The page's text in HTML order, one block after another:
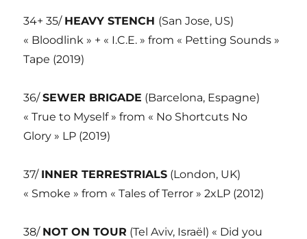
34+ 35/ HEAVY STENCH (San Jose, US)
« Bloodlink » + « I.C.E. » from « Petting Sounds »
Tape (2019)
36/SEWER BRIGADE (Barcelona, Espagne)
« True to Myself » from « No Shortcuts No
Glory » LP (2019)
37/ INNER TERRESTRIALS (London, UK)
« Smoke » from « Tales of Terror » 2xLP (2012)
38/ NOT ON TOUR (Tel Aviv, Israël) « Did you